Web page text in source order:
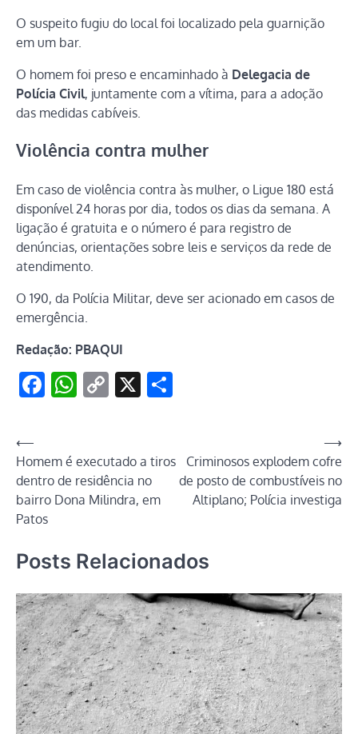
O suspeito fugiu do local foi localizado pela guarnição
em um bar.
O homem foi preso e encaminhado à Delegacia de
Polícia Civil, juntamente com a vítima, para a adoção
das medidas cabíveis.
Violência contra mulher
Em caso de violência contra às mulher, o Ligue 180 está
disponível 24 horas por dia, todos os dias da semana. A
ligação é gratuita e o número é para registro de
denúncias, orientações sobre leis e serviços da rede de
atendimento.
O 190, da Polícia Militar, deve ser acionado em casos de
emergência.
Redação: PBAQUI
Facebook
WhatsApp
Copy
X
Navegação
de
Post
⟵
Homem é executado a tiros
dentro de residência no
bairro Dona Milindra, em
Patos
Criminosos explodem cofre
de posto de combustíveis no
Altiplano; Polícia investiga
⟶
Posts Relacionados